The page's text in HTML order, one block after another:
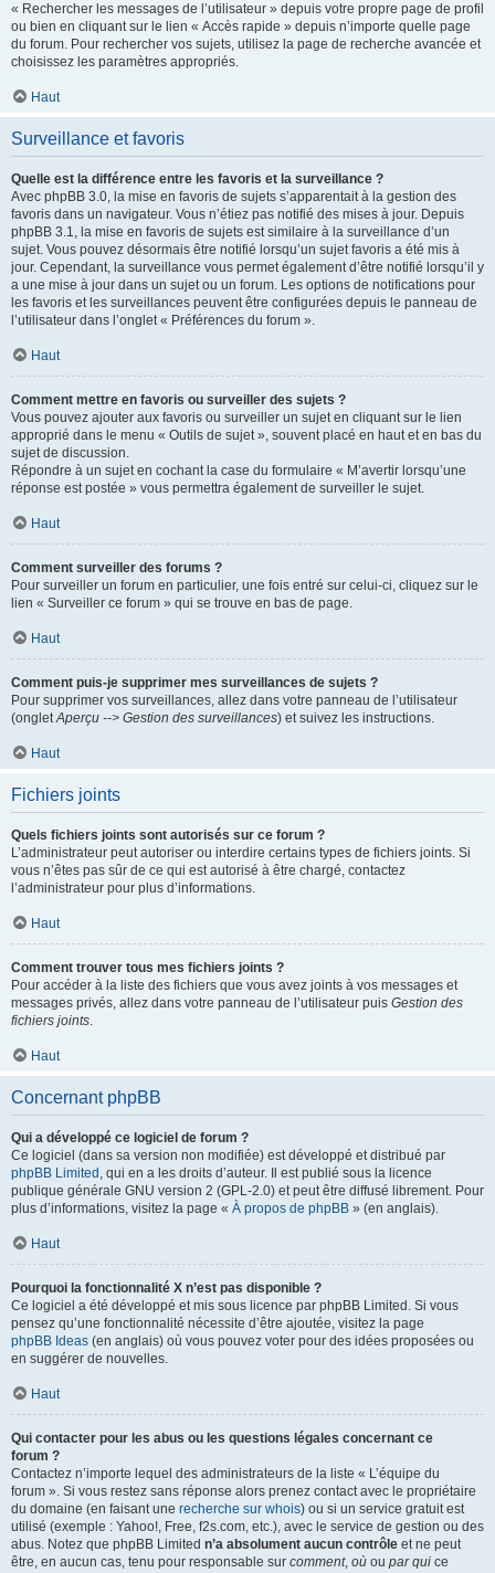
« Rechercher les messages de l’utilisateur » depuis votre propre page de profil
ou bien en cliquant sur le lien « Accès rapide » depuis n’importe quelle page
du forum. Pour rechercher vos sujets, utilisez la page de recherche avancée et
choisissez les paramètres appropriés.
Haut
Surveillance et favoris
Quelle est la différence entre les favoris et la surveillance ?
Avec phpBB 3.0, la mise en favoris de sujets s’apparentait à la gestion des
favoris dans un navigateur. Vous n’étiez pas notifié des mises à jour. Depuis
phpBB 3.1, la mise en favoris de sujets est similaire à la surveillance d’un
sujet. Vous pouvez désormais être notifié lorsqu’un sujet favoris a été mis à
jour. Cependant, la surveillance vous permet également d’être notifié lorsqu’il y
a une mise à jour dans un sujet ou un forum. Les options de notifications pour
les favoris et les surveillances peuvent être configurées depuis le panneau de
l’utilisateur dans l’onglet « Préférences du forum ».
Haut
Comment mettre en favoris ou surveiller des sujets ?
Vous pouvez ajouter aux favoris ou surveiller un sujet en cliquant sur le lien
approprié dans le menu « Outils de sujet », souvent placé en haut et en bas du
sujet de discussion.
Répondre à un sujet en cochant la case du formulaire « M’avertir lorsqu’une
réponse est postée » vous permettra également de surveiller le sujet.
Haut
Comment surveiller des forums ?
Pour surveiller un forum en particulier, une fois entré sur celui-ci, cliquez sur le
lien « Surveiller ce forum » qui se trouve en bas de page.
Haut
Comment puis-je supprimer mes surveillances de sujets ?
Pour supprimer vos surveillances, allez dans votre panneau de l’utilisateur
(ongletAperçu --> Gestion des surveillances) et suivez les instructions.
Haut
Fichiers joints
Quels fichiers joints sont autorisés sur ce forum ?
L’administrateur peut autoriser ou interdire certains types de fichiers joints. Si
vous n’êtes pas sûr de ce qui est autorisé à être chargé, contactez
l’administrateur pour plus d’informations.
Haut
Comment trouver tous mes fichiers joints ?
Pour accéder à la liste des fichiers que vous avez joints à vos messages et
messages privés, allez dans votre panneau de l’utilisateur puis Gestion des
fichiers joints.
Haut
Concernant phpBB
Qui a développé ce logiciel de forum ?
Ce logiciel (dans sa version non modifiée) est développé et distribué par
phpBB Limited , qui en a les droits d’auteur. Il est publié sous la licence
publique générale GNU version 2 (GPL-2.0) et peut être diffusé librement. Pour
plus d’informations, visitez la page « À propos de phpBB » (en anglais).
Haut
Pourquoi la fonctionnalité X n’est pas disponible ?
Ce logiciel a été développé et mis sous licence par phpBB Limited. Si vous
pensez qu’une fonctionnalité nécessite d’être ajoutée, visitez la page
phpBB Ideas (en anglais) où vous pouvez voter pour des idées proposées ou
en suggérer de nouvelles.
Haut
Qui contacter pour les abus ou les questions légales concernant ce
forum ?
Contactez n’importe lequel des administrateurs de la liste « L’équipe du
forum ». Si vous restez sans réponse alors prenez contact avec le propriétaire
du domaine (en faisant une recherche sur whois) ou si un service gratuit est
utilisé (exemple : Yahoo!, Free, f2s.com, etc.), avec le service de gestion ou des
abus. Notez que phpBB Limited n’a absolument aucun contrôle et ne peut
être, en aucun cas, tenu pour responsable sur comment, où ou par qui ce